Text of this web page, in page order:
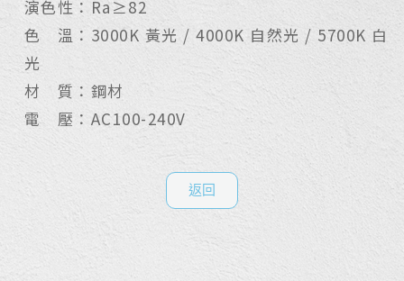
演色性：Ra≥82
色 溫：3000K 黃光 / 4000K 自然光 / 5700K 白
光
材 質：鋼材
電 壓：AC100-240V
返回